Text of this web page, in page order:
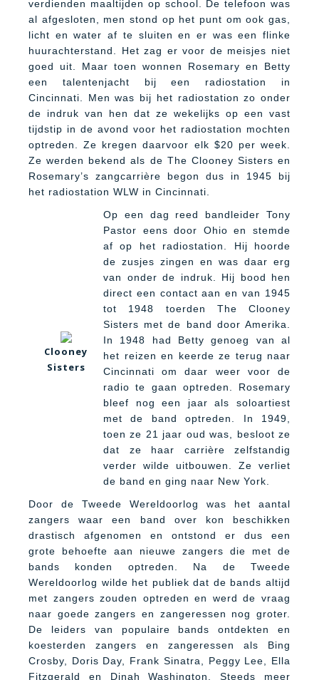
verdienden maaltijden op school. De telefoon was
al afgesloten, men stond op het punt om ook gas,
licht en water af te sluiten en er was een flinke
huurachterstand. Het zag er voor de meisjes niet
goed uit. Maar toen wonnen Rosemary en Betty
een talentenjacht bij een radiostation in
Cincinnati. Men was bij het radiostation zo onder
de indruk van hen dat ze wekelijks op een vast
tijdstip in de avond voor het radiostation mochten
optreden. Ze kregen daarvoor elk $20 per week.
Ze werden bekend als de The Clooney Sisters en
Rosemary’s zangcarrière begon dus in 1945 bij
het radiostation WLW in Cincinnati.
Clooney
Sisters
Op een dag reed bandleider Tony
Pastor eens door Ohio en stemde
af op het radiostation. Hij hoorde
de zusjes zingen en was daar erg
van onder de indruk. Hij bood hen
direct een contact aan en van 1945
tot 1948 toerden The Clooney
Sisters met de band door Amerika.
In 1948 had Betty genoeg van al
het reizen en keerde ze terug naar
Cincinnati om daar weer voor de
radio te gaan optreden. Rosemary
bleef nog een jaar als soloartiest
met de band optreden. In 1949,
toen ze 21 jaar oud was, besloot ze
dat ze haar carrière zelfstandig
verder wilde uitbouwen. Ze verliet
de band en ging naar New York.
Door de Tweede Wereldoorlog was het aantal
zangers waar een band over kon beschikken
drastisch afgenomen en ontstond er dus een
grote behoefte aan nieuwe zangers die met de
bands konden optreden. Na de Tweede
Wereldoorlog wilde het publiek dat de bands altijd
met zangers zouden optreden en werd de vraag
naar goede zangers en zangeressen nog groter.
De leiders van populaire bands ontdekten en
koesterden zangers en zangeressen als Bing
Crosby, Doris Day, Frank Sinatra, Peggy Lee, Ella
Fitzgerald en Dinah Washington. Steeds meer